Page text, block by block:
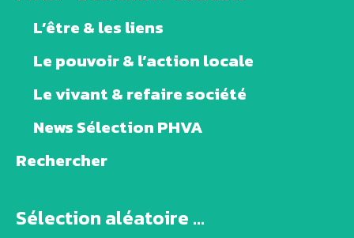
L’être & les liens
Le pouvoir & l’action locale
Le vivant & refaire société
News Sélection PHVA
Rechercher
Sélection aléatoire ...